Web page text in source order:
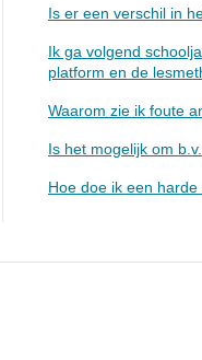
Is er een verschil in
Ik ga volgend
platform en de
Waarom zie ik foute
Is het mogelijk om
Hoe doe ik een